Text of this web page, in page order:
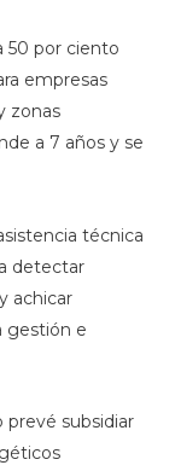
50 por ciento
empresas
zonas
a 7 años y se
técnica
detectar
achicar
gestión e
prevé subsidiar